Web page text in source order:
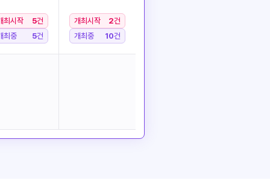
최시작 5건
최중
5건
개최시작 2건
개최중
10건